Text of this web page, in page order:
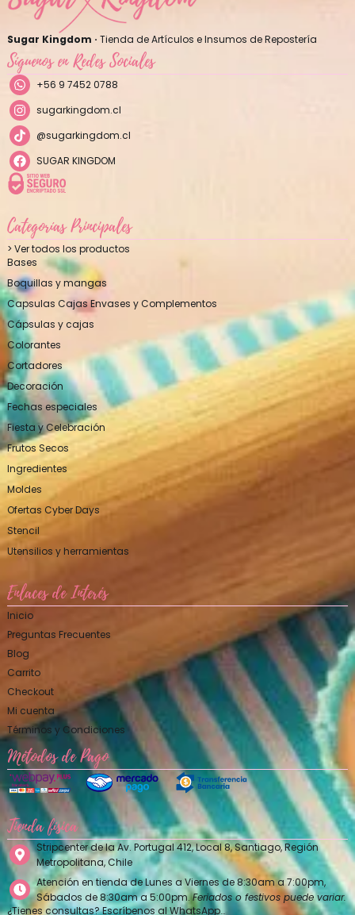
Sugar Kingdom · Tienda de Artículos e Insumos de Repostería
Síguenos en Redes Sociales
+56 9 7452 0788
sugarkingdom.cl
@sugarkingdom.cl
SUGAR KINGDOM
Categorías Principales
> Ver todos los productos
Bases
Boquillas y mangas
Capsulas Cajas Envases y Complementos
Cápsulas y cajas
Colorantes
Cortadores
Decoración
Fechas especiales
Fiesta y Celebración
Frutos Secos
Ingredientes
Moldes
Ofertas Cyber Days
Stencil
Utensilios y herramientas
Enlaces de Interés
Inicio
Preguntas Frecuentes
Blog
Carrito
Checkout
Mi cuenta
Términos y Condiciones
Métodos de Pago
Tienda física
Stripcenter de la Av. Portugal 412, Local 8, Santiago, Región
Metropolitana, Chile
Atención en tienda de Lunes a Viernes de 8:30am a 7:00pm,
Sábados de 8:30am a 5:00pm.Feriados o festivos puede variar.
¿Tienes consultas? Escríbenos al WhatsApp…